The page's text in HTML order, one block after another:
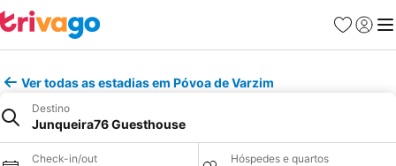
Favoritos
Iniciar
Ver todas as estadias em Póvoa de Varzim
Destino
Junqueira76 Guesthouse
Check-in/out Hóspedes e quartos